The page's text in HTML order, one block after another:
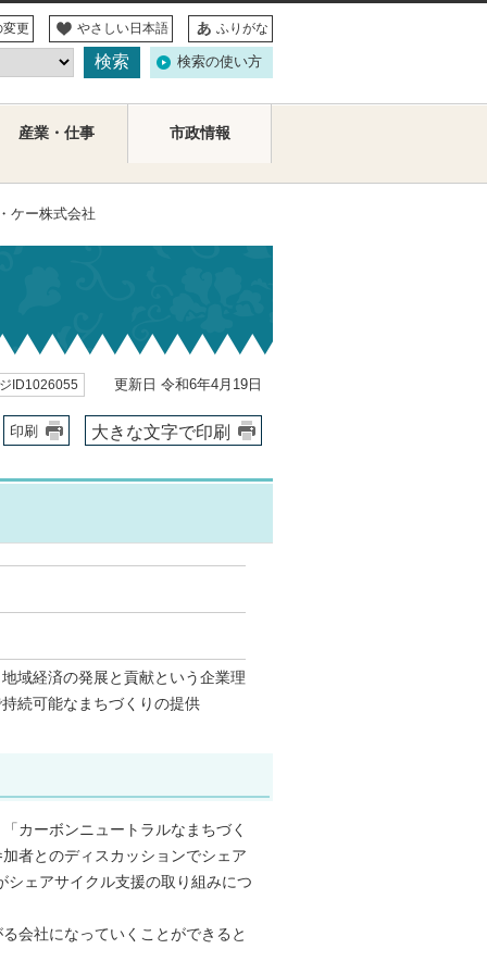
更 やさしい日本語 ふりがな
検索の使い方
産業・仕事 市政情報
ケー株式会社
ID1026055 更新日 令和6年4月19日
印刷 大きな文字で印刷
域経済の発展と貢献という企業理
続可能なまちづくりの提供
カーボンニュートラルなまちづく
者とのディスカッションでシェア
ェアサイクル支援の取り組みにつ
会社になっていくことができると